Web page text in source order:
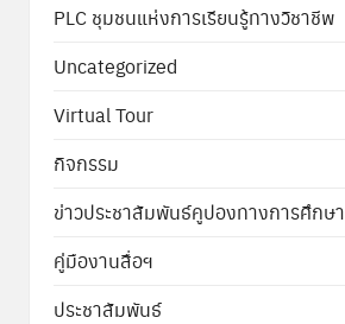
PLC ชุมชนแห่งการเรียนรู้ทางวิชาชีพ
Uncategorized
Virtual Tour
กิจกรรม
ข่าวประชาสัมพันธ์คูปองทางการศึกษา
คู่มืองานสื่อฯ
ประชาสัมพันธ์